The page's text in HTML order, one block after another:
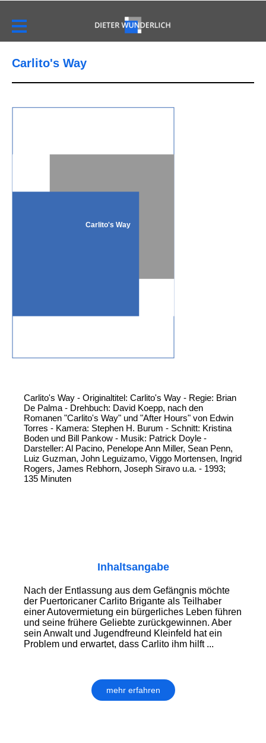
Carlito's Way
Carlito's Way
Carlito's Way - Originaltitel: Carlito's Way - Regie: Brian
De Palma - Drehbuch: David Koepp, nach den
Romanen "Carlito's Way" und "After Hours" von Edwin
Torres - Kamera: Stephen H. Burum - Schnitt: Kristina
Boden und Bill Pankow - Musik: Patrick Doyle -
Darsteller: Al Pacino, Penelope Ann Miller, Sean Penn,
Luiz Guzman, John Leguizamo, Viggo Mortensen, Ingrid
Rogers, James Rebhorn, Joseph Siravo u.a. - 1993;
135 Minuten
Inhaltsangabe
Nach der Entlassung aus dem Gefängnis möchte
der Puertoricaner Carlito Brigante als Teilhaber
einer Autovermietung ein bürgerliches Leben führen
und seine frühere Geliebte zurückgewinnen. Aber
sein Anwalt und Jugendfreund Kleinfeld hat ein
Problem und erwartet, dass Carlito ihm hilft ...
mehr erfahren